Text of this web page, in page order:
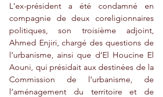
L'ex-président a été condamné en
compagnie de deux coreligionnaires
politiques, son troisième adjoint,
Ahmed Enjiri, chargé des questions de
l’urbanisme, ainsi que d’El Houcine El
Aouni, qui présidait aux destinées de la
Commission de l’urbanisme, de
l’aménagement du territoire et de